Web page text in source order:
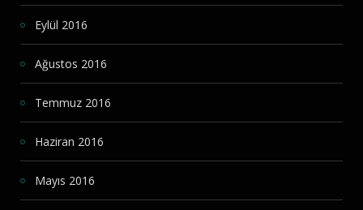
Eylül 2016
Ağustos 2016
Temmuz 2016
Haziran 2016
Mayıs 2016